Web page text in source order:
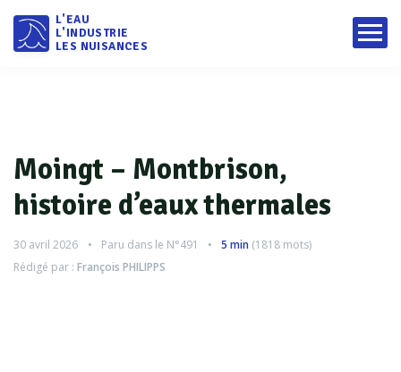
L'EAU
L'INDUSTRIE
LES NUISANCES
Moingt – Montbrison,
histoire d’eaux thermales
30 avril 2026 Paru dans le N°491 5 min (1818 mots)
Rédigé par : François PHILIPPS